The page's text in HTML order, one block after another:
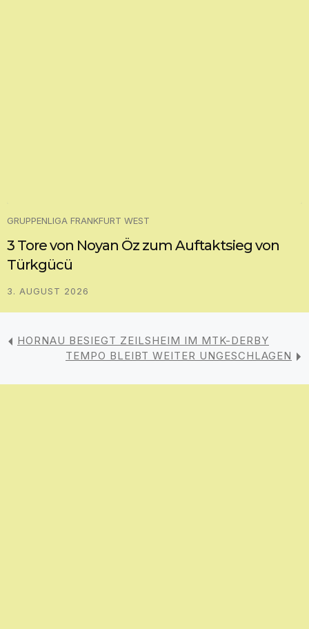
GRUPPENLIGA FRANKFURT WEST
3 Tore von Noyan Öz zum Auftaktsieg von
Türkgücü
3. AUGUST 2026
HORNAU BESIEGT ZEILSHEIM IM MTK-DERBY
TEMPO BLEIBT WEITER UNGESCHLAGEN